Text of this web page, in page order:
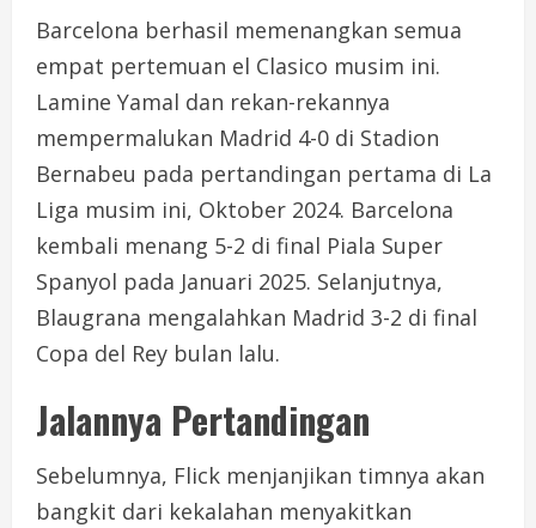
Barcelona berhasil memenangkan semua
empat pertemuan el Clasico musim ini.
Lamine Yamal dan rekan-rekannya
mempermalukan Madrid 4-0 di Stadion
Bernabeu pada pertandingan pertama di La
Liga musim ini, Oktober 2024. Barcelona
kembali menang 5-2 di final Piala Super
Spanyol pada Januari 2025. Selanjutnya,
Blaugrana mengalahkan Madrid 3-2 di final
Copa del Rey bulan lalu.
Jalannya Pertandingan
Sebelumnya, Flick menjanjikan timnya akan
bangkit dari kekalahan menyakitkan